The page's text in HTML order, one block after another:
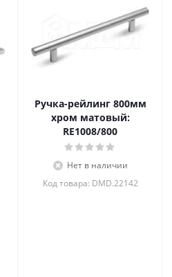
Ручка-рейлинг 800мм
хром матовый:
RE1008/800
Нет в наличии
Код товара: DMD.22142